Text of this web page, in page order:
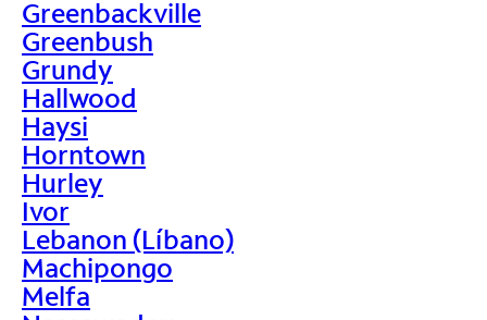
Greenbackville
Greenbush
Grundy
Hallwood
Haysi
Horntown
Hurley
Ivor
Lebanon (Líbano)
Machipongo
Melfa